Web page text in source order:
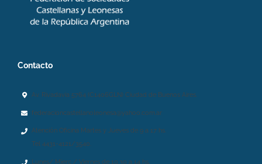
Contacto
Av. Rivadavia 5764 (C1406GLN) Ciudad de Buenos Aires.
federacioncastellanoleonesa@yahoo.com.ar
Atención Oficina Martes y Jueves de 9 a 17 hs.
Tel 4431-4121/3540.
Lunes/ Mierc / Viernes de 10.30 a 14 hs.